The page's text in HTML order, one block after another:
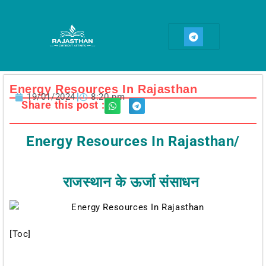
T
e
l
r
m
Energy Resources In Rajasthan
19/01/2024 8:20 pm
Share this post :
Energy Resources In Rajasthan/
राजस्थान के ऊर्जा संसाधन
[toc]